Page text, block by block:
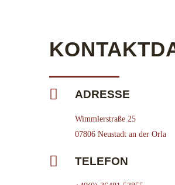
ADRESSE
Wimmlerstraße 25
07806 Neustadt an der Orla
TELEFON